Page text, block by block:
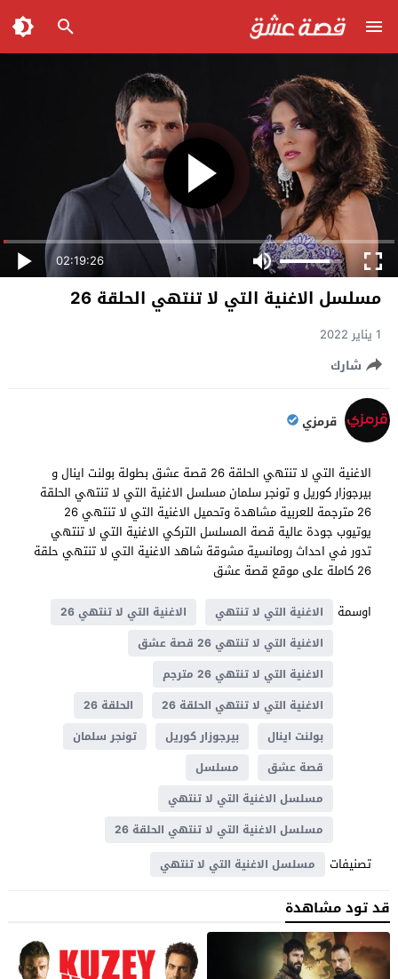
02:19:26
مسلسل الاغنية التي لا تنتهي الحلقة 26
1 يناير 2022
شارك
قرمزي
الاغنية التي لا تنتهي الحلقة 26 قصة عشق بطولة بولنت اينال و
بيرجوزار كوريل و تونجر سلمان مسلسل الاغنية التي لا تنتهي الحلقة
26 مترجمة للعربية مشاهدة وتحميل الاغنية التي لا تنتهي 26
يوتيوب جودة عالية قصة المسلسل التركي الاغنية التي لا تنتهي
تدور في احداث ​​رومانسية مشوقة شاهد الاغنية التي لا تنتهي حلقة
26 كاملة على موقع قصة عشق
اوسمة
الاغنية التي لا تنتهي
الاغنية التي لا تنتهي 26
الاغنية التي لا تنتهي 26 قصة عشق
الاغنية التي لا تنتهي 26 مترجم
الاغنية التي لا تنتهي الحلقة 26
الحلقة 26
بولنت اينال
بيرجوزار كوريل
تونجر سلمان
قصة عشق
مسلسل
مسلسل الاغنية التي لا تنتهي
مسلسل الاغنية التي لا تنتهي الحلقة 26
تصنيفات مسلسل الاغنية التي لا تنتهي
قد تود مشاهدة